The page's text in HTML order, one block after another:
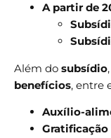
A partir de
Além do subsídio
benefícios, entre
Auxílio-